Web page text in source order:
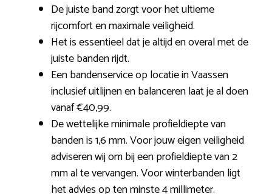
De juiste band zorgt voor het ultieme
rijcomfort en maximale veiligheid.
Het is essentieel dat je altijd en overal met de
juiste banden rijdt.
Een bandenservice op locatie in Vaassen
inclusief uitlijnen en balanceren laat je al doen
vanaf €40,99.
De wettelijke minimale profieldiepte van
banden is 1,6 mm. Voor jouw eigen veiligheid
adviseren wij om bij een profieldiepte van 2
mm al te vervangen. Voor winterbanden ligt
het advies op ten minste 4 millimeter.